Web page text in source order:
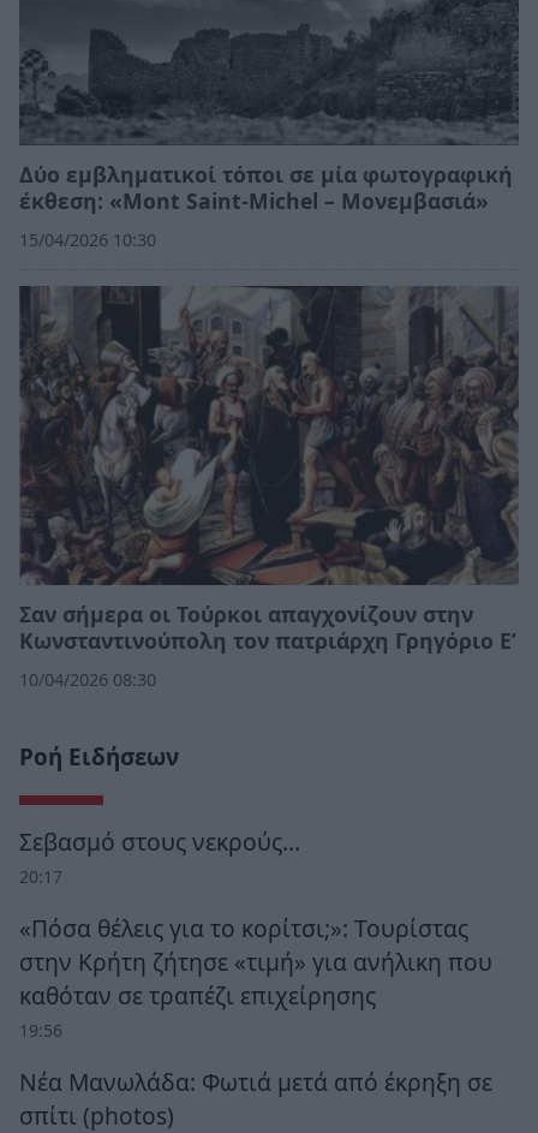
Δύο εμβληματικοί τόποι σε μία φωτογραφική
έκθεση: «Mont Saint-Michel – Μονεμβασιά»
15/04/2026 10:30
Σαν σήμερα οι Τούρκοι απαγχονίζουν στην
Κωνσταντινούπολη τον πατριάρχη Γρηγόριο Ε’
10/04/2026 08:30
Ροή Ειδήσεων
Σεβασμό στους νεκρούς…
20:17
«Πόσα θέλεις για το κορίτσι;»: Τουρίστας
στην Κρήτη ζήτησε «τιμή» για ανήλικη που
καθόταν σε τραπέζι επιχείρησης
19:56
Νέα Μανωλάδα: Φωτιά μετά από έκρηξη σε
σπίτι (photos)